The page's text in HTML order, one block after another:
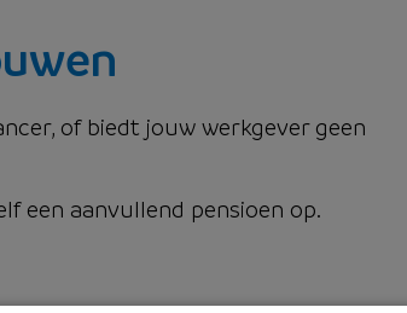
of biedt jouw werkgever geen
een aanvullend pensioen op.